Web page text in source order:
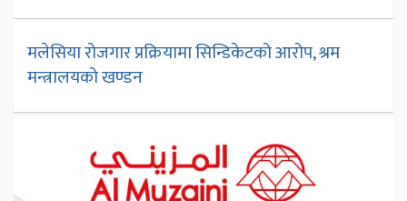
मलेसिया रोजगार प्रक्रियामा सिन्डिकेटको आरोप, श्रम
मन्त्रालयको खण्डन